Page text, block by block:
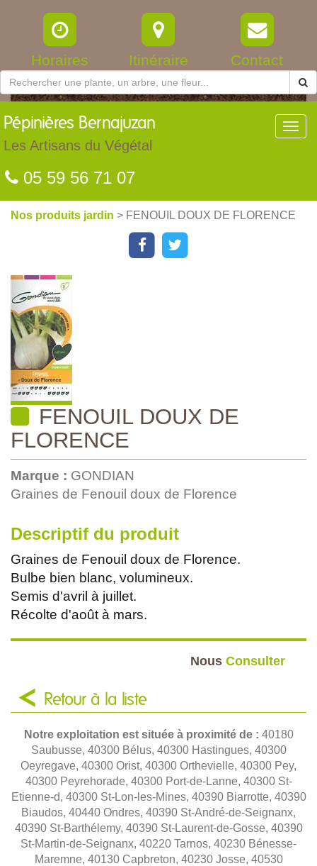
Horaires Itinéraire Contact
Pépinières Bernajuzan
Les Artisans du Végétal
05 59 56 71 07
Nos produits jardin > FENOUIL DOUX DE FLORENCE
FENOUIL DOUX DE
FLORENCE
Marque : GONDIAN
Graines de Fenouil doux de Florence
Descriptif du produit
Graines de Fenouil doux de Florence.
Bulbe bien blanc, volumineux.
Semis d'avril à juillet.
Récolte d'août à mars.
Nous Consulter
Retour à la liste
Notre exploitation est située à proximité de : 40180
Saubusse, 40300 Bélus, 40300 Hastingues, 40300
Oeyregave, 40300 Orist, 40300 Orthevielle, 40300 Pey,
40300 Peyrehorade, 40300 Port-de-Lanne, 40300 St-
Etienne-d, 40300 St-Lon-les-Mines, 40390 Biarrotte, 40390
Biaudos, 40440 Ondres, 40390 St-André-de-Seignanx,
40390 St-Barthélemy, 40390 St-Laurent-de-Gosse, 40390
St-Martin-de-Seignanx, 40220 Tarnos, 40230 Bénesse-
Maremne, 40130 Capbreton, 40230 Josse, 40530